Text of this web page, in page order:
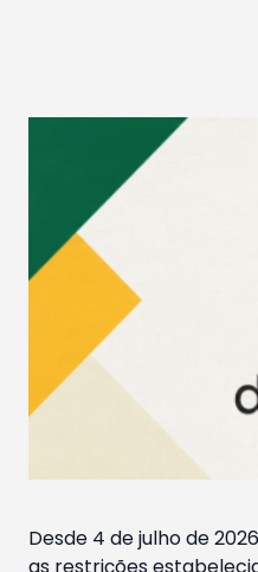
Desde 4 de julho de